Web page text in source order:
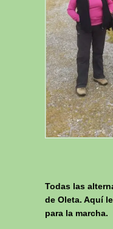
Todas las
de Oleta. Aquí
para la marcha.